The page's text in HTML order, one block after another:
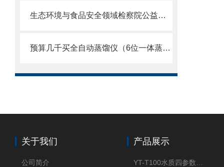
生态环境与食品安全领域检察院公益诉讼快速检测实验室建设方案设备清单
预算几千买全自动蒸馏仪（6位一体蒸馏仪）怎么选？2026年7月选购指南！
关于我们
公司简介
产品展示